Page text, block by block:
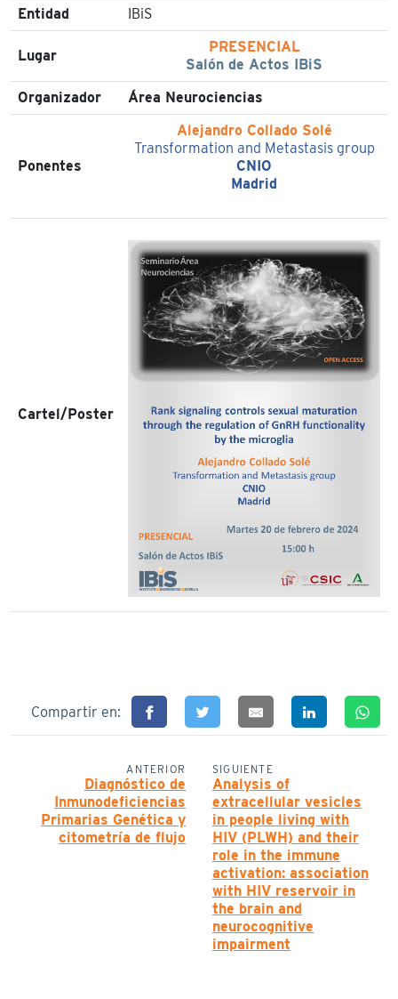
Entidad IBiS
Lugar
PRESENCIAL
Salón de Actos IBiS
Organizador
Área Neurociencias
Ponentes
Alejandro Collado Solé
Transformation and Metastasis group
CNIO
Madrid
Cartel/Poster
Compartir en:
ANTERIOR
Diagnóstico de
Inmunodeficiencias
Primarias Genética y
citometría de flujo
SIGUIENTE
Analysis of
extracellular vesicles
in people living with
HIV (PLWH) and their
role in the immune
activation: association
with HIV reservoir in
the brain and
neurocognitive
impairment